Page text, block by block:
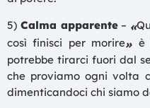
5) Calma apparente– «
così finisci per morire» è
potrebbe tirarci fuori dal
che proviamo ogni volta
dimenticandoci chi siamo